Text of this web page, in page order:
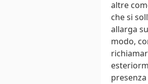
altre
che si
allarga
modo,